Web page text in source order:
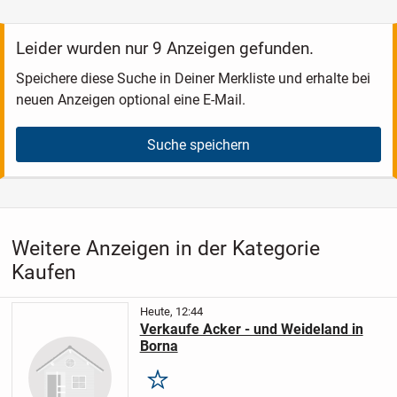
Leider wurden nur 9 Anzeigen gefunden.
Speichere diese Suche in Deiner Merkliste und erhalte bei
neuen Anzeigen optional eine E-Mail.
Suche speichern
Weitere Anzeigen in der Kategorie
Kaufen
Heute, 12:44
Verkaufe Acker - und Weideland in
Borna
Merken